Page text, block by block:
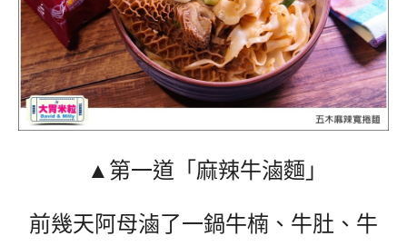
▲第一道「麻辣牛滷麵」
前幾天阿母滷了一鍋牛楠、牛肚、牛